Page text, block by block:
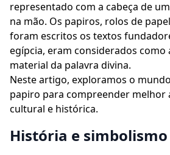
representado com a cabeça de
na mão. Os papiros, rolos de
foram escritos os textos
egípcia, eram considerados como
material da palavra divina.
Neste artigo, exploramos o
papiro para compreender melhor
cultural e histórica.
História e